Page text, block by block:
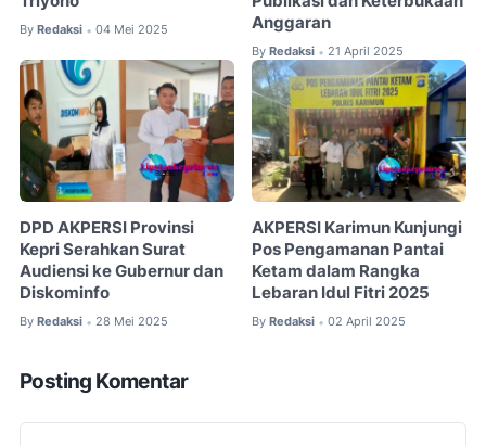
By Redaksi • 04 Mei 2025
Anggaran
By Redaksi • 21 April 2025
DPD AKPERSI Provinsi
Kepri Serahkan Surat
Audiensi ke Gubernur dan
Diskominfo
By Redaksi • 28 Mei 2025
AKPERSI Karimun Kunjungi
Pos Pengamanan Pantai
Ketam dalam Rangka
Lebaran Idul Fitri 2025
By Redaksi • 02 April 2025
Posting Komentar